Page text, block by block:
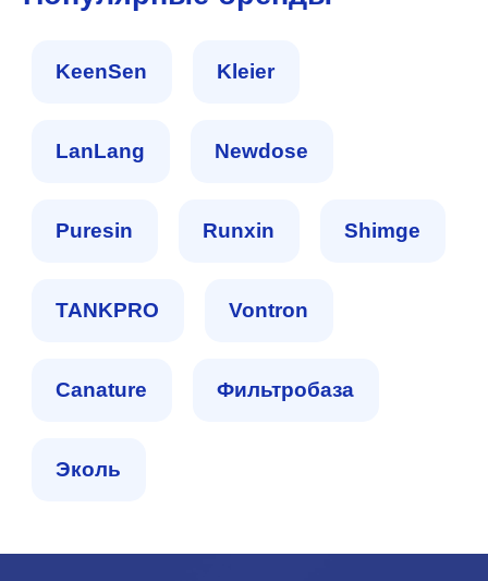
KeenSen Kleier
LanLang Newdose
Puresin Runxin Shimge
TANKPRO Vontron
Сanature Фильтробаза
Эколь